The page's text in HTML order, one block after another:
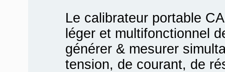
Le calibrateur portable
léger et multifonctionnel
générer & mesurer
tension, de courant, de